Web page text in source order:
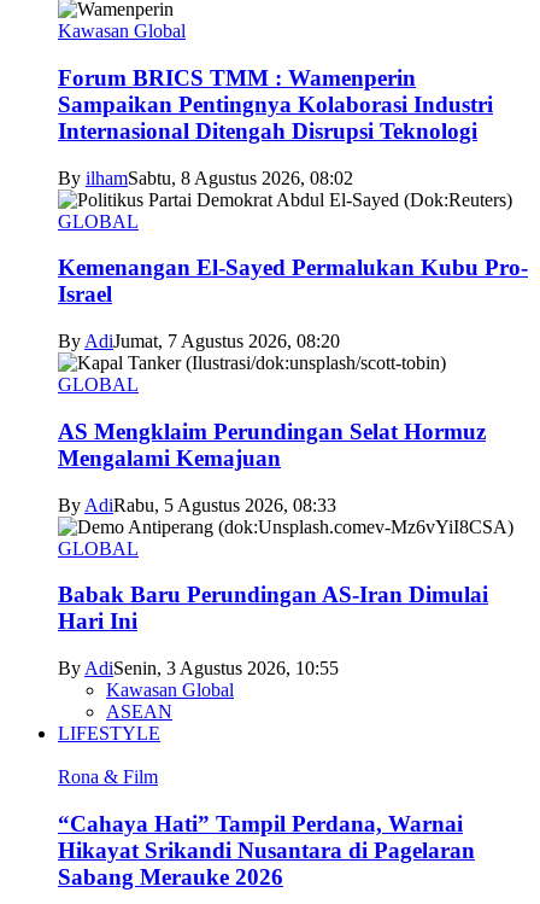
Kawasan Global
Forum BRICS TMM : Wamenperin
Sampaikan Pentingnya Kolaborasi Industri
Internasional Ditengah Disrupsi Teknologi
By ilhamSabtu, 8 Agustus 2026, 08:02
GLOBAL
Kemenangan El-Sayed Permalukan Kubu Pro-
Israel
By AdiJumat, 7 Agustus 2026, 08:20
GLOBAL
AS Mengklaim Perundingan Selat Hormuz
Mengalami Kemajuan
By AdiRabu, 5 Agustus 2026, 08:33
GLOBAL
Babak Baru Perundingan AS-Iran Dimulai
Hari Ini
By AdiSenin, 3 Agustus 2026, 10:55
Kawasan Global
ASEAN
LIFESTYLE
Rona & Film
“Cahaya Hati” Tampil Perdana, Warnai
Hikayat Srikandi Nusantara di Pagelaran
Sabang Merauke 2026